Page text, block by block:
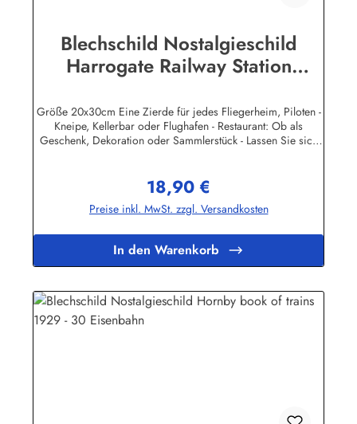
Blechschild Nostalgieschild
Harrogate Railway Station
Größe 20x30cm Eine Zierde für jedes Fliegerheim, Piloten -
Kneipe, Kellerbar oder Flughafen - Restaurant: Ob als
Geschenk, Dekoration oder Sammlerstück - Lassen Sie sich
Motiven. Schenken Sie sich und Ihren Freunden eine
dekorative Erinnerung an die gute alte Zeit! Unsere
Blechschilder sind in Super-Qualität aus hochwertigem Metall
behandelt, lange Lebensdauer ist damit garantiert. Wir
verkaufen nur original lizensierte
Werbeschilder.Herstellerinformationen:Heart of Ireland
(Luhe)info@heartofireland.eu
Regulärer Preis:
18,90 €
Preise inkl. MwSt. zzgl. Versandkosten
In den Warenkorb